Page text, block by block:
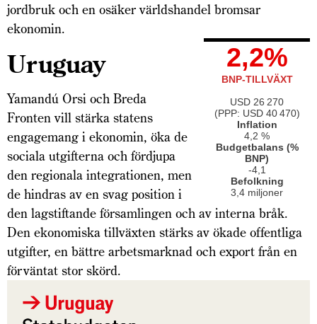
jordbruk och en osäker världshandel bromsar
ekonomin.
2,2%
BNP-TILLVÄXT
USD 26 270
(PPP: USD 40 470)
Inflation
4,2 %
Budgetbalans (%
BNP)
-4,1
Befolkning
3,4 miljoner
Uruguay
Yamandú Orsi och Breda
Fronten vill stärka statens
engagemang i ekonomin, öka de
sociala utgifterna och fördjupa
den regionala integrationen, men
de hindras av en svag position i
den lagstiftande församlingen och av interna bråk.
Den ekonomiska tillväxten stärks av ökade offentliga
utgifter, en bättre arbetsmarknad och export från en
förväntat stor skörd.